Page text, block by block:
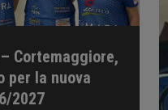
Cortemaggiore,
per la nuova
2027